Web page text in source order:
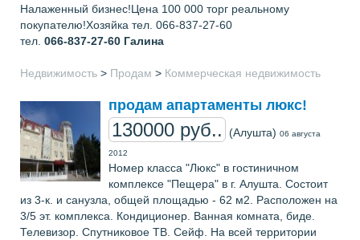
Налаженный бизнес!Цена 100 000 торг реальному
покупателю!Хозяйка тел. 066-837-27-60
тел. 066-837-27-60 Галина
Недвижимость > Продам > Коммерческая недвижимость
продам апартаменты люкс!
130000 руб.. (Алушта) 06 августа
2012
Номер класса "Люкс" в гостиничном
комплексе "Пещера" в г. Алушта. Состоит
из 3-к. и санузла, общей площадью - 62 м2. Расположен на
3/5 эт. комплекса. Кондиционер. Ванная комната, биде.
Телевизор. Спутниковое ТВ. Сейф. На всей территории